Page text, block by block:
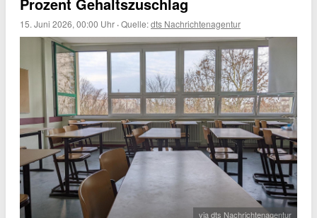
15. Juni 2026, 00:00 Uhr ·Quelle:dts Nachrichtenagentur
via dts Nachrichtenagentur